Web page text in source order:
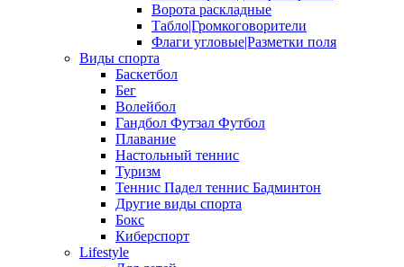
Ворота раскладные
Табло|Громкоговорители
Флаги угловые|Разметки поля
Виды спорта
Баскетбол
Бег
Волейбол
Гандбол Футзал Футбол
Плавание
Настольный теннис
Туризм
Теннис Падел теннис Бадминтон
Другие виды спорта
Бокс
Киберспорт
Lifestyle